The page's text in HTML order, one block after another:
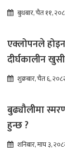
बुधबार, चैत ११,
एक्लोपनले
दीर्घकालीन
शुक्रबार, चैत ६,
बुढ्यौलीमा
हुन्छ ?
शनिबार, माघ ३,